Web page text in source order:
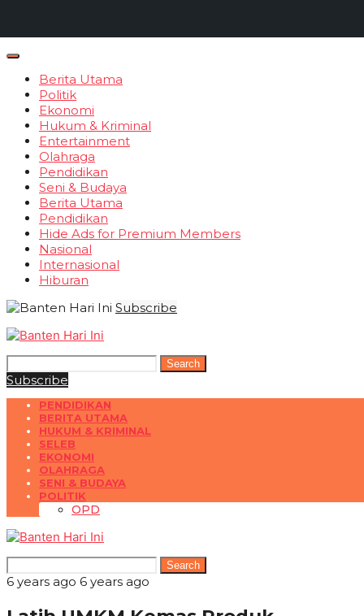
Berita Utama
Politik
Ekonomi
Hukum & Kriminal
Entertainment
Olahraga
Pendidikan
Seni & Budaya
Berita Utama
Pendidikan
Hide Ads for Premium Members
Nasional
Internasional
Hiburan
Subscribe
Search
Subscribe
PENDIDIKAN
BERITA UTAMA
HUKUM & KRIMINAL
SELEB
EKONOMI
OLAHRAGA
SENI & BUDAYA
POLITIK
OPD
Search
6 years ago 6 years ago